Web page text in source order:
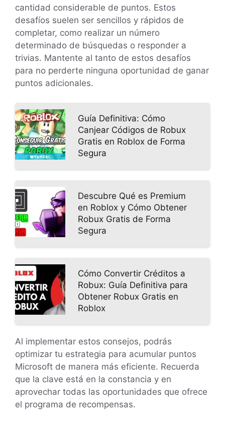
cantidad considerable de puntos. Estos
desafíos suelen ser sencillos y rápidos de
completar, como realizar un número
determinado de búsquedas o responder a
trivias. Mantente al tanto de estos desafíos
para no perderte ninguna oportunidad de ganar
puntos adicionales.
Guía Definitiva: Cómo
Canjear Códigos de Robux
Gratis en Roblox de Forma
Segura
Descubre Qué es Premium
en Roblox y Cómo Obtener
Robux Gratis de Forma
Segura
Cómo Convertir Créditos a
Robux: Guía Definitiva para
Obtener Robux Gratis en
Roblox
Al implementar estos consejos, podrás
optimizar tu estrategia para acumular puntos
Microsoft de manera más eficiente. Recuerda
que la clave está en la constancia y en
aprovechar todas las oportunidades que ofrece
el programa de recompensas.